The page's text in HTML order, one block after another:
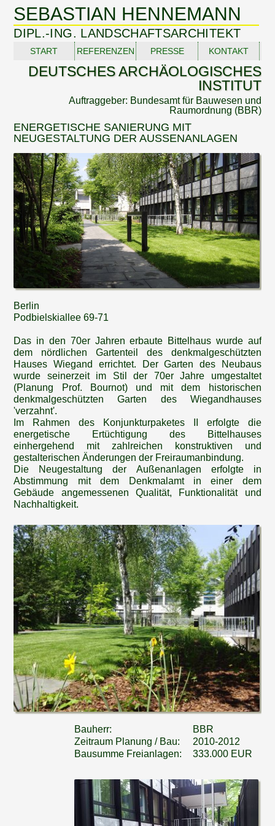
SEBASTIAN HENNEMANN
DIPL.-ING. LANDSCHAFTSARCHITEKT
START REFERENZEN PRESSE KONTAKT
DEUTSCHES ARCHÄOLOGISCHES
INSTITUT
Auftraggeber: Bundesamt für Bauwesen und
Raumordnung (BBR)
ENERGETISCHE SANIERUNG MIT
NEUGESTALTUNG DER AUSSENANLAGEN
Berlin
Podbielskiallee 69-71
Das in den 70er Jahren erbaute Bittelhaus wurde auf
dem nördlichen Gartenteil des denkmalgeschützten
Hauses Wiegand errichtet. Der Garten des Neubaus
wurde seinerzeit im Stil der 70er Jahre umgestaltet
(Planung Prof. Bournot) und mit dem historischen
denkmalgeschützten Garten des Wiegandhauses
'verzahnt'.
Im Rahmen des Konjunkturpaketes II erfolgte die
energetische Ertüchtigung des Bittelhauses
einhergehend mit zahlreichen konstruktiven und
gestalterischen Änderungen der Freiraumanbindung.
Die Neugestaltung der Außenanlagen erfolgte in
Abstimmung mit dem Denkmalamt in einer dem
Gebäude angemessenen Qualität, Funktionalität und
Nachhaltigkeit.
Bauherr:
BBR
Zeitraum Planung / Bau:
2010-2012
Bausumme Freianlagen:
333.000 EUR